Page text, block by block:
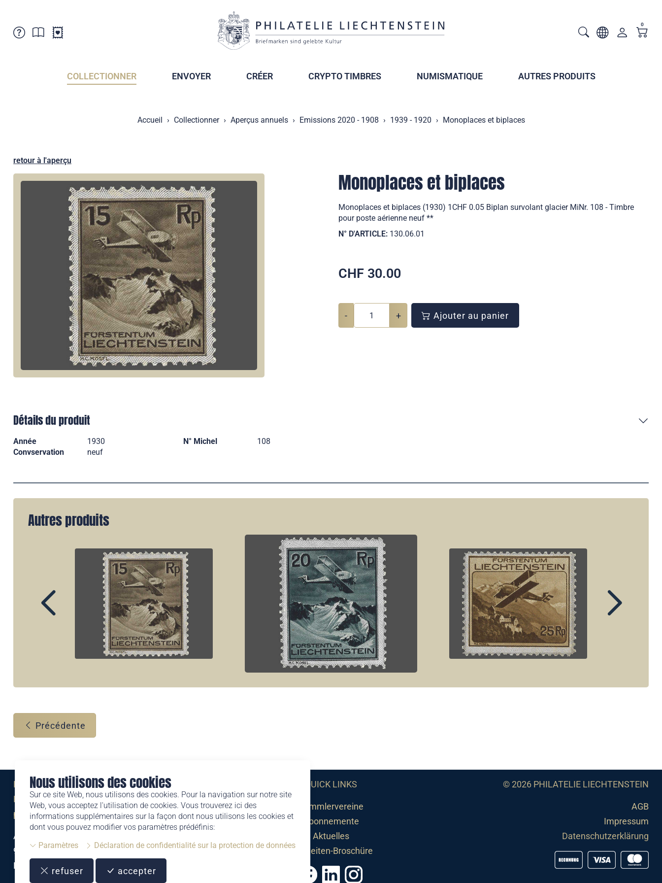
Nous utilisons des cookies
Sur ce site Web, nous utilisons des cookies. Pour la navigation sur notre site
Web, vous acceptez l'utilisation de cookies. Vous trouverez ici des
informations supplémentaires sur la façon dont nous utilisons les cookies et
dont vous pouvez modifier vos paramètres prédéfinis:
Paramètres
Déclaration de confidentialité sur la protection de données
refuser accepter
Points de vente
Abonnement
0
COLLECTIONNER ENVOYER CRÉER CRYPTO TIMBRES NUMISMATIQUE AUTRES PRODUITS
Accueil Collectionner Aperçus annuels Emissions 2020 - 1908 1939 - 1920 Monoplaces et biplaces
retour à l'aperçu
Monoplaces et biplaces
Monoplaces et biplaces (1930) 1CHF 0.05 Biplan survolant glacier MiNr. 108 - Timbre
pour poste aérienne neuf **
N° D'ARTICLE: 130.06.01
CHF 30.00
- + Ajouter au panier
Détails du produit
Année 1930 N° Michel
108
Convservation
neuf
Autres produits
Précédente
Eine Marke der
Liechtensteinischen Post AG
post.li
Alte Zollstrasse 11
9494 Schaan
Liechtenstein
T +423 399 44 66
QUICK LINKS
Sammlervereine
Abonnemente
Aktuelles
Neuheiten-Broschüre
© 2026 PHILATELIE LIECHTENSTEIN
AGB
Impressum
Datenschutzerklärung